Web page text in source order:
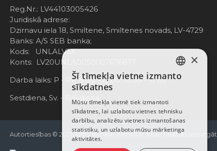
Reg.Nr.: LV44103005426
Juridiskā adrese:
Dzirnavu iela 18, Smiltene, Smiltenes novads, LV-4729
Banks: A/S SEB banka;
Kods: UNLALV2X
Konts: LV20UNLA0050007676877
Darba laiks: P - Pk. 8:00 - 12:00; 13:00 - 17:00
Sestdiena, Sv. - Brīvdiena
Autortiesības © 2021-2025, www.e-einhell.lv, Visas tiesības
LATVIAN
ENGLISH
×
Šī tīmekļa vietne izmanto
sīkdatnes
Mūsu tīmekļa vietnē tiek izmantoti
sīkdatnes, lai uzlabotu vietnes tehnisku
darbību, analizētu vietnes izmantošanas
statistiku, un uzlabotu mūsu mārketinga
aktivitātes.